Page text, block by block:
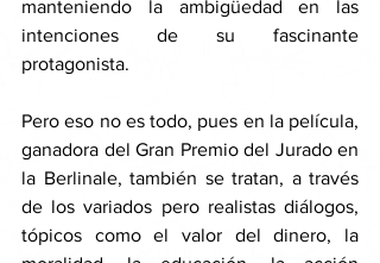
manteniendo la ambigüedad en las
intenciones de su fascinante
protagonista.
Pero eso no es todo, pues en la película,
ganadora del Gran Premio del Jurado en
la Berlinale, también se tratan, a través
de los variados pero realistas diálogos,
tópicos como el valor del dinero, la